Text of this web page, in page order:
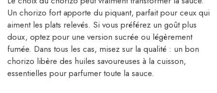
Un chorizo fort apporte du piquant, parfait pour ceux qui
aiment les plats relevés. Si vous préférez un goût plus
doux, optez pour une version sucrée ou légèrement
fumée. Dans tous les cas, misez sur la qualité : un bon
chorizo libère des huiles savoureuses à la cuisson,
essentielles pour parfumer toute la sauce.